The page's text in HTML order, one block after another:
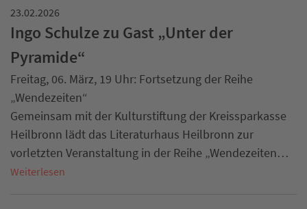
23.02.2026
Ingo Schulze zu Gast „Unter der
Pyramide“
Freitag, 06. März, 19 Uhr: Fortsetzung der Reihe
„Wendezeiten“
Gemeinsam mit der Kulturstiftung der Kreissparkasse
Heilbronn lädt das Literaturhaus Heilbronn zur
vorletzten Veranstaltung in der Reihe „Wendezeiten…
Weiterlesen